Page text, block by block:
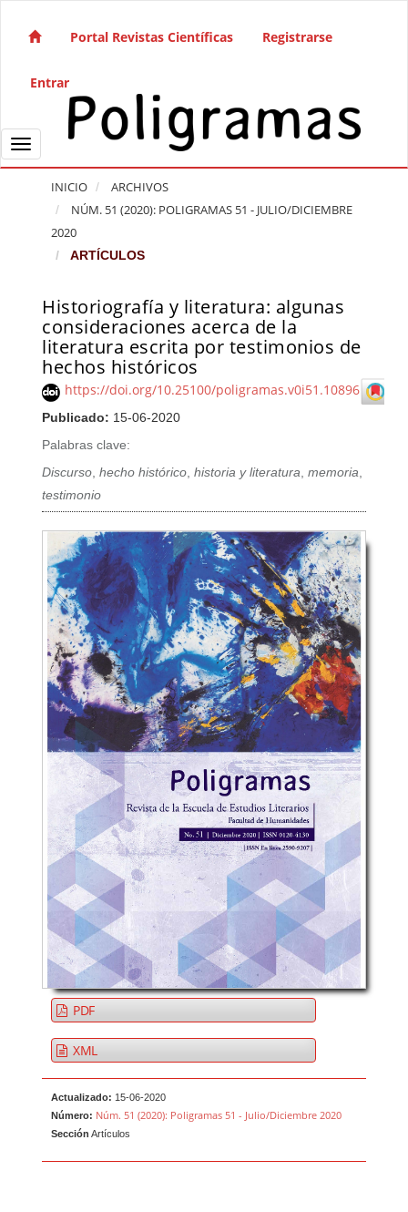
Navegación principal
Barra lateral
Portal Revistas Científicas Registrarse
Entrar
Toggle navigation
INICIO
ARCHIVOS
NÚM. 51 (2020): POLIGRAMAS 51 - JULIO/DICIEMBRE
2020
ARTÍCULOS
Historiografía y literatura: algunas
consideraciones acerca de la
literatura escrita por testimonios de
hechos históricos
https://doi.org/10.25100/poligramas.v0i51.10896
Publicado: 15-06-2020
Palabras clave:
Discurso,hecho histórico,historia y literatura,memoria,
testimonio
Barra lateral del artículo
PDF
XML
Actualizado: 15-06-2020
Número: Núm. 51 (2020): Poligramas 51 - Julio/Diciembre 2020
Sección Artículos